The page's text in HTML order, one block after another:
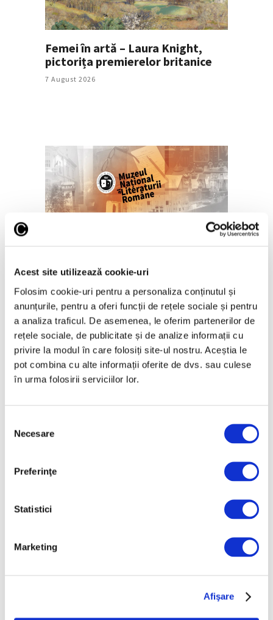
Acest site utilizează cookie-uri
Folosim cookie-uri pentru a personaliza conținutul și
anunțurile, pentru a oferi funcții de rețele sociale și pentru
a analiza traficul. De asemenea, le oferim partenerilor de
rețele sociale, de publicitate și de analize informații cu
privire la modul în care folosiți site-ul nostru. Aceștia le
pot combina cu alte informații oferite de dvs. sau culese
în urma folosirii serviciilor lor.
consimțământului
Necesare
Preferinţe
Statistici
Marketing
Afişare
Femei în artă – Laura Knight,
pictorița premierelor britanice
7 August 2026
Național al Literaturii Române
6 August 2026
Articole recente
Reinterpretare